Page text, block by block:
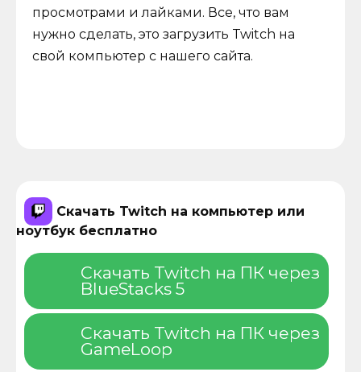
просмотрами и лайками. Все, что вам
нужно сделать, это загрузить Twitch на
свой компьютер с нашего сайта.
Скачать Twitch на компьютер или
ноутбук бесплатно
Скачать Twitch на ПК через
BlueStacks 5
Скачать Twitch на ПК через
GameLoop